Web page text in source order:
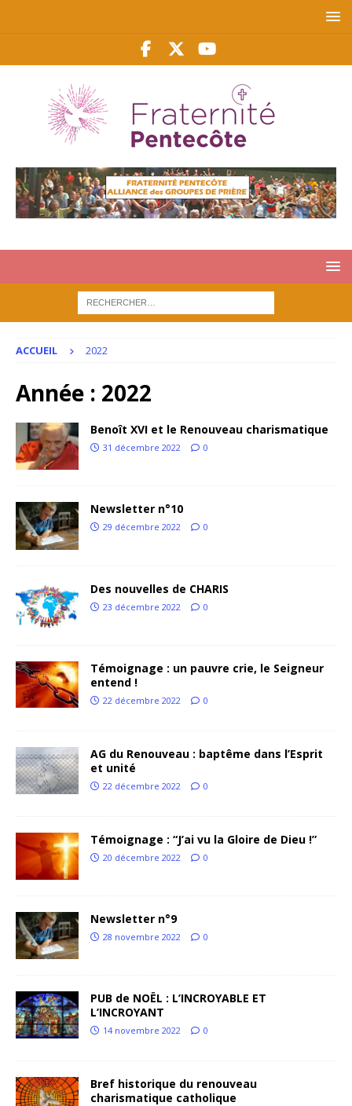
ACCUEIL 2022
Année : 2022
Benoît XVI et le Renouveau charismatique
31 décembre 2022 0
Newsletter n°10
29 décembre 2022 0
Des nouvelles de CHARIS
23 décembre 2022 0
Témoignage : un pauvre crie, le Seigneur
entend !
22 décembre 2022 0
AG du Renouveau : baptême dans l’Esprit
et unité
22 décembre 2022 0
Témoignage : “J’ai vu la Gloire de Dieu !”
20 décembre 2022 0
Newsletter n°9
28 novembre 2022 0
PUB de NOËL : L’INCROYABLE ET
L’INCROYANT
14 novembre 2022 0
Bref historique du renouveau
charismatique catholique